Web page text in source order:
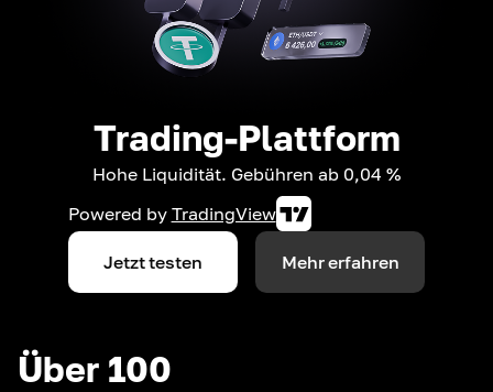
Trading-Plattform
Hohe Liquidität. Gebühren ab 0,04 %
Powered by TradingView
Jetzt testen Mehr erfahren
Über 100